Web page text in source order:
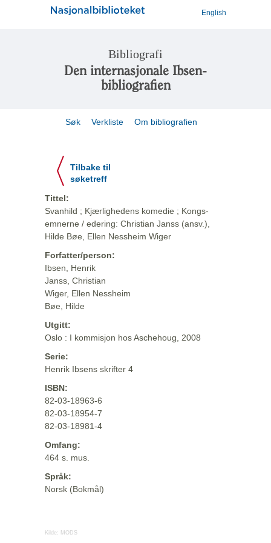
English
Bibliografi
Den internasjonale Ibsen-
bibliografien
Søk Verkliste Om bibliografien
Tilbake til
søketreff
Tittel:
Svanhild ; Kjærlighedens komedie ; Kongs-
emnerne / edering: Christian Janss (ansv.),
Hilde Bøe, Ellen Nessheim Wiger
Forfatter/person:
Ibsen, Henrik
Janss, Christian
Wiger, Ellen Nessheim
Bøe, Hilde
Utgitt:
Oslo : I kommisjon hos Aschehoug, 2008
Serie:
Henrik Ibsens skrifter 4
ISBN:
82-03-18963-6
82-03-18954-7
82-03-18981-4
Omfang:
464 s. mus.
Språk:
Norsk (Bokmål)
Kilde: MODS